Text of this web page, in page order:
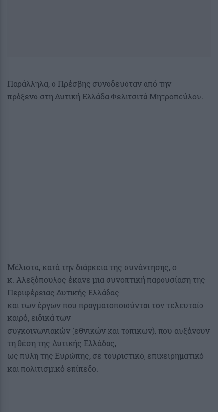
Παράλληλα, ο Πρέσβης συνοδευόταν από την
πρόξενο στη Δυτική Ελλάδα Φελιτσιτά Μητροπούλου.
Μάλιστα, κατά την διάρκεια της συνάντησης, ο
κ. Αλεξόπουλος έκανε μια συνοπτική παρουσίαση της
Περιφέρειας Δυτικής Ελλάδας
και των έργων που πραγματοποιούνται τον τελευταίο
καιρό, ειδικά των
συγκοινωνιακών (εθνικών και τοπικών), που αυξάνουν
τη θέση της Δυτικής Ελλάδας,
ως πύλη της Ευρώπης, σε τουριστικό, επιχειρηματικό
και πολιτισμικό επίπεδο.